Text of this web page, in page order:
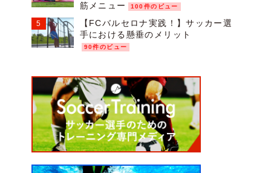
筋メニュー
100件のビュー
【FCバルセロナ実践！】サッカー選
手における懸垂のメリット
90件のビュー